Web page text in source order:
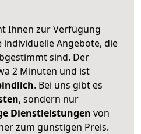
Ihnen zur Verfügung
individuelle Angebote, die
sind. Der
2 Minuten und ist
. Bei uns gibt es
, sondern nur
Dienstleistungen von
zum günstigen Preis.